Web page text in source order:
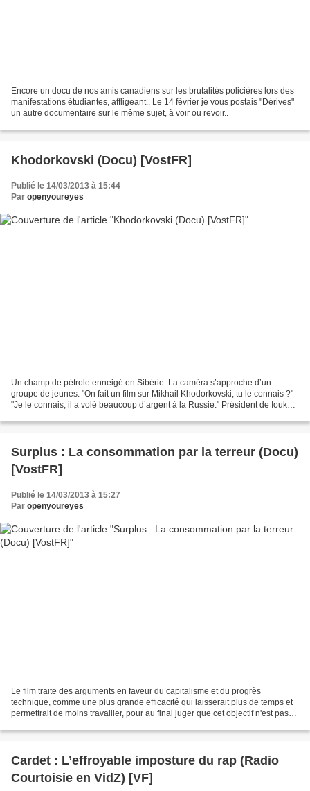
Encore un docu de nos amis canadiens sur les brutalités policières lors des
manifestations étudiantes, affligeant.. Le 14 février je vous postais "Dérives"
un autre documentaire sur le même sujet, à voir ou revoir..
Khodorkovski (Docu) [VostFR]
Publié le 14/03/2013 à 15:44
Par openyoureyes
Un champ de pétrole enneigé en Sibérie. La caméra s’approche d’un
groupe de jeunes. "On fait un film sur Mikhail Khodorkovski, tu le connais ?"
"Je le connais, il a volé beaucoup d’argent à la Russie." Président de Ioukos,
Surplus : La consommation par la terreur (Docu)
[VostFR]
Publié le 14/03/2013 à 15:27
Par openyoureyes
Le film traite des arguments en faveur du capitalisme et du progrès
technique, comme une plus grande efficacité qui laisserait plus de temps et
permettrait de moins travailler, pour au final juger que cet objectif n'est pas
Cardet : L’effroyable imposture du rap (Radio
Courtoisie en VidZ) [VF]